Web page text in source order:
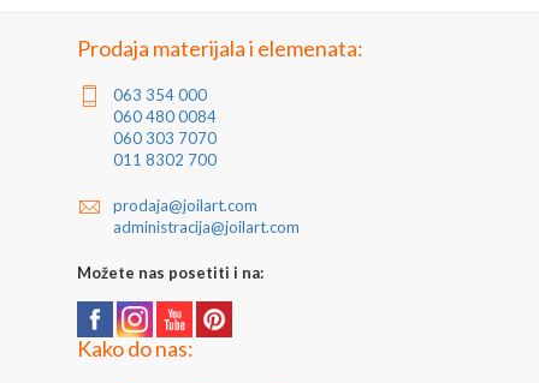
Prodaja materijala i elemenata:
063 354 000
060 480 0084
060 303 7070
011 8302 700
prodaja@joilart.com
administracija@joilart.com
Možete nas posetiti i na:
Kako do nas: